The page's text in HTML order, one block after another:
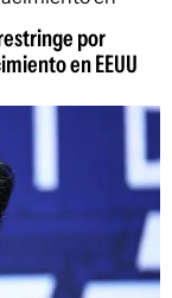
por
en EEUU